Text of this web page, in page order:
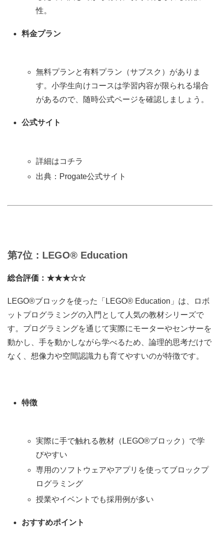
性。
料金プラン
無料プランと有料プラン（サブスク）がありま
す。小学生向けコースは学習内容が限られる場合
があるので、随時公式ページを確認しましょう。
公式サイト
詳細はコチラ
出典：Progate公式サイト
第7位：LEGO® Education
総合評価：★★★☆☆
LEGO®ブロックを使った「LEGO® Education」は、ロボ
ットプログラミングの入門として人気の教材シリーズで
す。プログラミングを通じて実際にモーターやセンサーを
動かし、手を動かしながら学べるため、論理的思考だけで
なく、想像力や空間認識力も育てやすいのが特徴です。
特徴
実際に手で触れる教材（LEGO®ブロック）で学
びやすい
専用のソフトウェアやアプリを使ってブロックプ
ログラミング
授業やイベントでも採用例が多い
おすすめポイント